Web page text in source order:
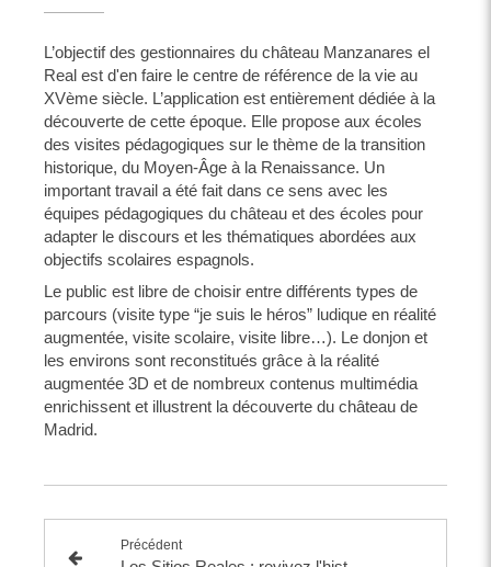
L’objectif des gestionnaires du château Manzanares el
Real est d'en faire le centre de référence de la vie au
XVème siècle. L’application est entièrement dédiée à la
découverte de cette époque. Elle propose aux écoles
des visites pédagogiques sur le thème de la transition
historique, du Moyen-Âge à la Renaissance. Un
important travail a été fait dans ce sens avec les
équipes pédagogiques du château et des écoles pour
adapter le discours et les thématiques abordées aux
objectifs scolaires espagnols.
Le public est libre de choisir entre différents types de
parcours (visite type “je suis le héros” ludique en réalité
augmentée, visite scolaire, visite libre…). Le donjon et
les environs sont reconstitués grâce à la réalité
augmentée 3D et de nombreux contenus multimédia
enrichissent et illustrent la découverte du château de
Madrid.
Précédent